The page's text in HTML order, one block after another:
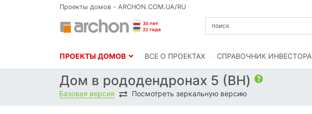
Проекты домов - ARCHON.COM.UA/RU
ПРОЕКТЫ ДОМОВ BСЕ О ПРОЕКТАХ СПРАВОЧНИК ИНВЕСТОРА
Дом в рододендронах 5 (ВH)
Базовая версия Посмотреть зеркальную версию